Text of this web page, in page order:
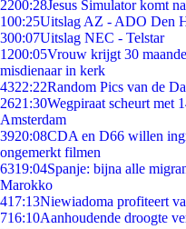
2200:28Jesus Simulator komt
100:25Uitslag AZ - ADO Den
300:07Uitslag NEC - Telstar
1200:05Vrouw krijgt 30
misdienaar in kerk
4322:22Random Pics van de
2621:30Wegpiraat scheurt met
Amsterdam
3920:08CDA en D66 willen
ongemerkt filmen
6319:04Spanje: bijna alle
Marokko
417:13Niewiadoma profiteert
716:10Aanhoudende droogte